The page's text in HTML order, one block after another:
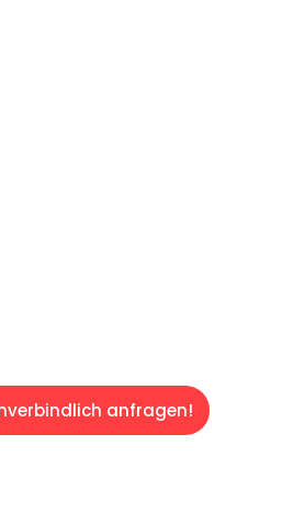
anfragen!